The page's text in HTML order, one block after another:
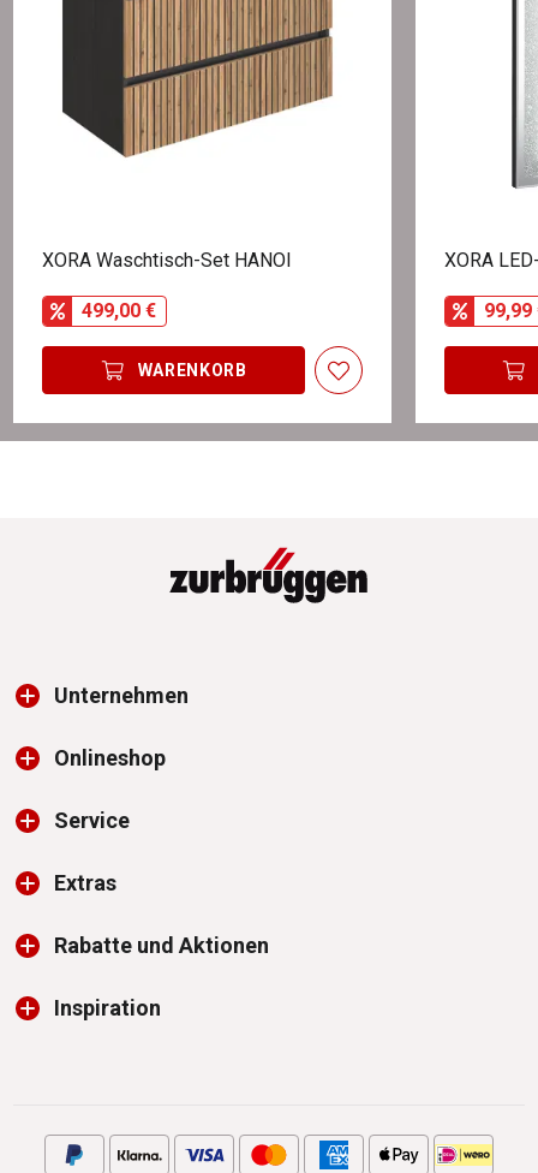
XORA Waschtisch-Set HANOI
499,00 €
WARENKORB
XORA
99,99
Unternehmen
Onlineshop
Service
Extras
Rabatte und Aktionen
Inspiration